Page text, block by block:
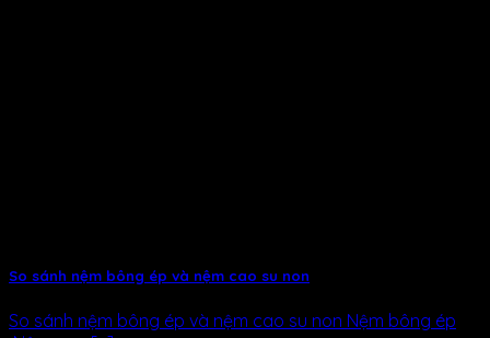
So sánh nệm bông ép và nệm cao su non
So sánh nệm bông ép và nệm cao su non Nệm bông ép